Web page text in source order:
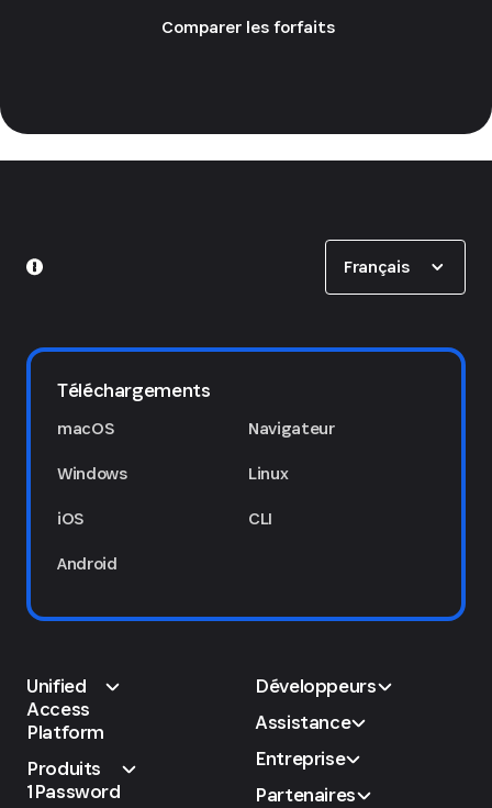
Comparer les forfaits
Français
Téléchargements
macOS
Windows
iOS
Android
Navigateur
Linux
CLI
Unified
Access
Platform
Produits
1Password
Développeurs
Assistance
Entreprise
Partenaires